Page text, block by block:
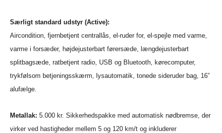
Særligt standard udstyr (Active):
Aircondition, fjernbetjent centrallås, el-ruder for, el-spejle med varme,
varme i forsæder, højdejusterbart førersæde, længdejusterbart
splitbagsæde, ratbetjent radio, USB og Bluetooth, kørecomputer,
trykfølsom betjeningsskærm, lysautomatik, tonede sideruder bag, 16”
alufælge.
Metallak: 5.000 kr. Sikkerhedspakke med automatisk nødbremse, der
virker ved hastigheder mellem 5 og 120 km/t og inkluderer